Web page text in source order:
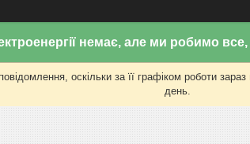
немає, але ми робимо
оскільки за її графіком роботи
день.